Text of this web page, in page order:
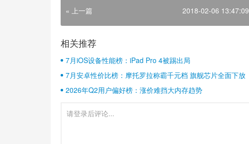
« 上一篇 2018-02-06 13:47:09
相关推荐
7月iOS设备性能榜：iPad Pro 4被踢出局
7月安卓性价比榜：摩托罗拉称霸千元档 旗舰芯片全面下放
2026年Q2用户偏好榜：涨价难挡大内存趋势